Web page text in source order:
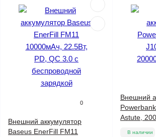
0
Внешний аккумулятор
Baseus EnerFill FM11
Внешний
Astute,
В наличии